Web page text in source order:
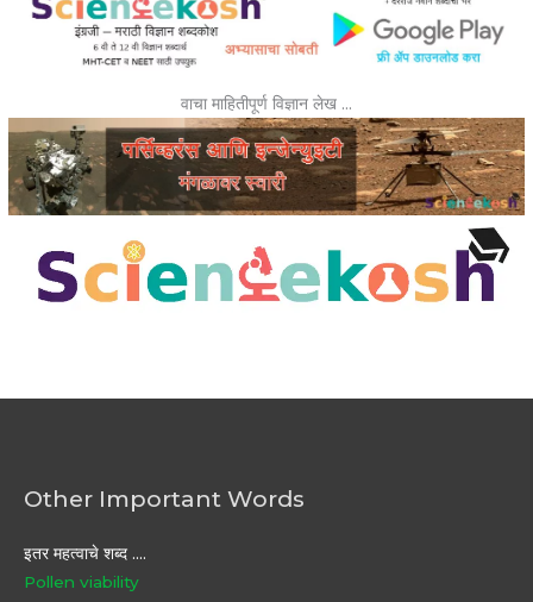
वाचा माहितीपूर्ण विज्ञान लेख …
Other Important Words
इतर महत्वाचे शब्द ....
Pollen viability